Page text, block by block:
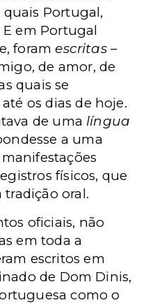
Portugal,
E em Portugal
foramescritas–
de amor, de
quais se
os dias de hoje.
de uma língua
a uma
físicos, que
oral.
oficiais, não
em toda a
escritos em
de Dom Dinis,
como o